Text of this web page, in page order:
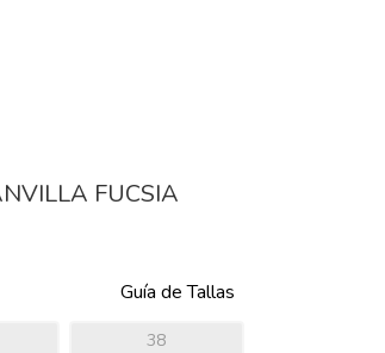
FUCSIA
Guía de Tallas
38